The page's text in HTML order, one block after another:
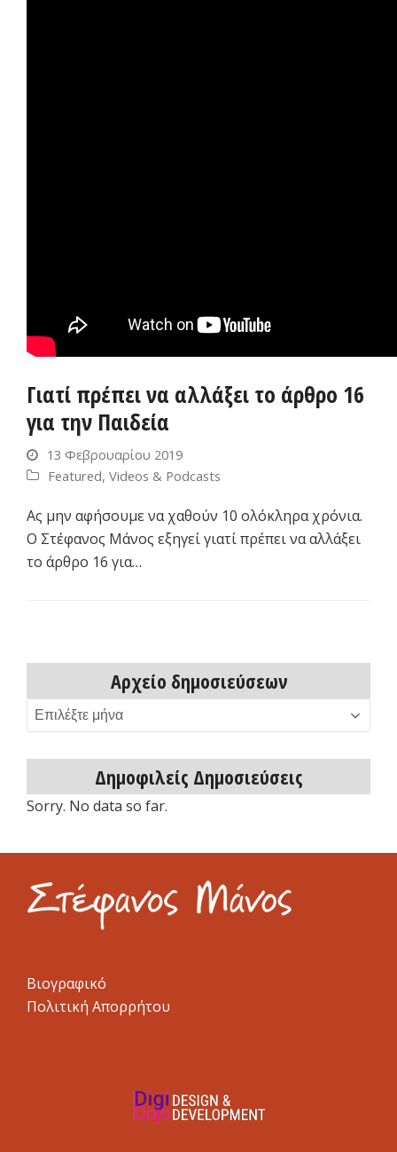
Γιατί πρέπει να αλλάξει το άρθρο 16
για την Παιδεία
13 Φεβρουαρίου 2019
Featured, Videos & Podcasts
Ας μην αφήσουμε να χαθούν 10 ολόκληρα χρόνια.
Ο Στέφανος Μάνος εξηγεί γιατί πρέπει να αλλάξει
το άρθρο 16 για…
Αρχείο δημοσιεύσεων
Αρχείο
δημοσιεύσεων
Δημοφιλείς Δημοσιεύσεις
Sorry. No data so far.
Βιογραφικό
Πολιτική Απορρήτου